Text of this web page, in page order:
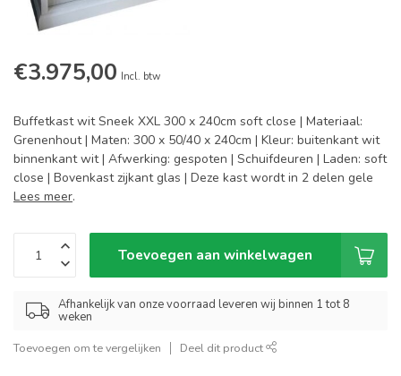
€3.975,00 Incl. btw
Buffetkast wit Sneek XXL 300 x 240cm soft close | Materiaal:
Grenenhout | Maten: 300 x 50/40 x 240cm | Kleur: buitenkant wit
binnenkant wit | Afwerking: gespoten | Schuifdeuren | Laden: soft
close | Bovenkast zijkant glas | Deze kast wordt in 2 delen gele
Lees meer.
Toevoegen aan winkelwagen
Afhankelijk van onze voorraad leveren wij binnen 1 tot 8
weken
Toevoegen om te vergelijken Deel dit product